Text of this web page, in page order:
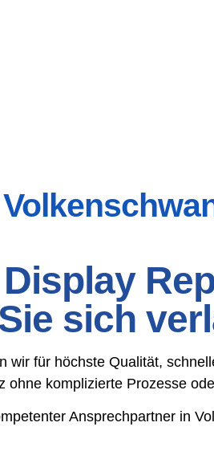
sich
für höchste Qualität,
komplizierte Prozesse
Ansprechpartner in